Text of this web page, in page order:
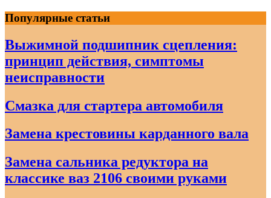
Skip
to
content
Популярные статьи
Выжимной подшипник сцепления:
принцип действия, симптомы
неисправности
Смазка для стартера автомобиля
Замена крестовины карданного вала
Замена сальника редуктора на
классике ваз 2106 своими руками